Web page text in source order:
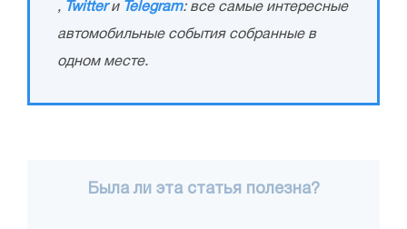
, Twitterи Telegram: все самые интересные
автомобильные события собранные в
одном месте.
Была ли эта статья полезна?